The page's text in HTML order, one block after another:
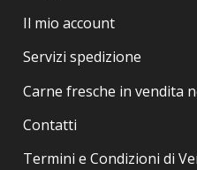
Il mio account
Servizi spedizione
Carne fresche in vendita
Contatti
Termini e Condizioni di